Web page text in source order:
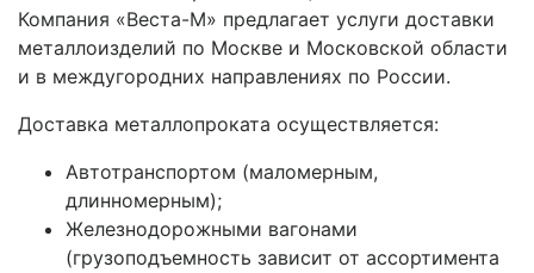
Компания «Веста-М» предлагает услуги доставки
металлоизделий по Москве и Московской области
и в междугородних направлениях по России.
Доставка металлопроката осуществляется:
Автотранспортом (маломерным,
длинномерным);
Железнодорожными вагонами
(грузоподъемность зависит от ассортимента